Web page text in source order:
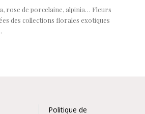
rose de porcelaine, alpinia… Fleurs
des collections florales exotiques
Politique de